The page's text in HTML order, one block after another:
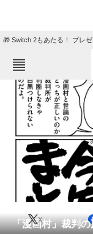
🎁 Switch 2もあたる！ プレ
ねとらぼメニュー
エンタメ
グルメ
会員記事
「漫画村」裁判
X